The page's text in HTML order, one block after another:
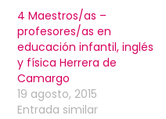
4 Maestros/as –
profesores/as en
educación infantil, inglés
y física Herrera de
Camargo
19 agosto, 2015
Entrada similar